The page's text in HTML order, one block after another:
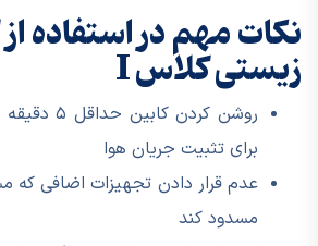
نکات مهم در استفاده
زیستی کلاس I
روشن کردن
برای تثبیت جریان هوا
عدم قرار دادن تجهیزات اضافی که
مسدود کند